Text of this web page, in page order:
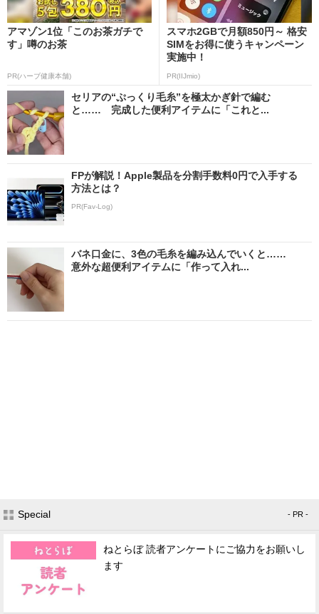
アマゾン1位「このお茶ガチで
す」噂のお茶
PR(ハーブ健康本舗)
スマホ2GBで月額850円～ 格安
SIMをお得に使うキャンペーン
実施中！
PR(IIJmio)
セリアの“ぷっくり毛糸”を極太かぎ針で編む
と…… 完成した便利アイテムに「これと...
FPが解説！Apple製品を分割手数料0円で入手する
方法とは？
PR(Fav-Log)
バネ口金に、3色の毛糸を編み込んでいくと……
意外な超便利アイテムに「作って入れ...
Special - PR -
ねとらぼ 読者アンケートにご協力をお願いし
ます